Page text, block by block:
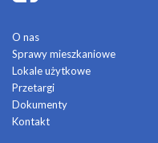
O nas
Sprawy mieszkaniowe
Lokale użytkowe
Przetargi
Dokumenty
Kontakt